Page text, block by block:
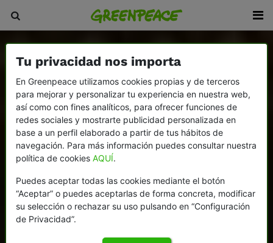
Tu privacidad nos importa
En Greenpeace utilizamos cookies propias y de terceros
para mejorar y personalizar tu experiencia en nuestra web,
así como con fines analíticos, para ofrecer funciones de
redes sociales y mostrarte publicidad personalizada en
base a un perfil elaborado a partir de tus hábitos de
navegación. Para más información puedes consultar nuestra
política de cookies AQUÍ.
Puedes aceptar todas las cookies mediante el botón
“Aceptar” o puedes aceptarlas de forma concreta, modificar
su selección o rechazar su uso pulsando en “Configuración
de Privacidad”.